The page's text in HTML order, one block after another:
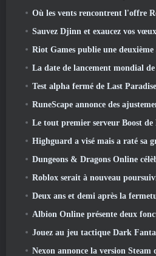
Où les vents rencontrent l'offre Regardez la première
Sauvez Djinn et exaucez vos vœux dans
Riot Games publie une deuxième
La date de lancement mondial de
Test alpha fermé de Last Paradise
RuneScape annonce des ajustements au modèle d'adhésion Premier pour tenir
Le tout premier serveur Boost de RAVEN2 est
Highguard a visé mais a raté sa
Dungeons & Dragons Online célèbre le « 20e anniversaire de
Roblox serait à nouveau poursuivi pour « pratiques
Deux ans et demi après la fermeture du jeu, Gamigo
Albion Online présente deux fonctionnalités majeures de guerre de
Jouez au jeu tactique Dark Fantasy Annulus
Nexon annonce la version